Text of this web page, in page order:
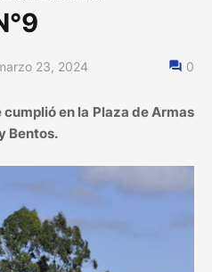
23, 2024 0
en la Plaza de Armas
Bentos.